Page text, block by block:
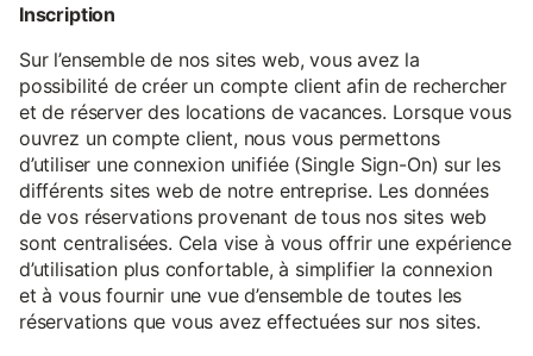
Inscription
Sur l’ensemble de nos sites web, vous avez la
possibilité de créer un compte client afin de rechercher
et de réserver des locations de vacances. Lorsque vous
ouvrez un compte client, nous vous permettons
d’utiliser une connexion unifiée (Single Sign-On) sur les
différents sites web de notre entreprise. Les données
de vos réservations provenant de tous nos sites web
sont centralisées. Cela vise à vous offrir une expérience
d’utilisation plus confortable, à simplifier la connexion
et à vous fournir une vue d’ensemble de toutes les
réservations que vous avez effectuées sur nos sites.